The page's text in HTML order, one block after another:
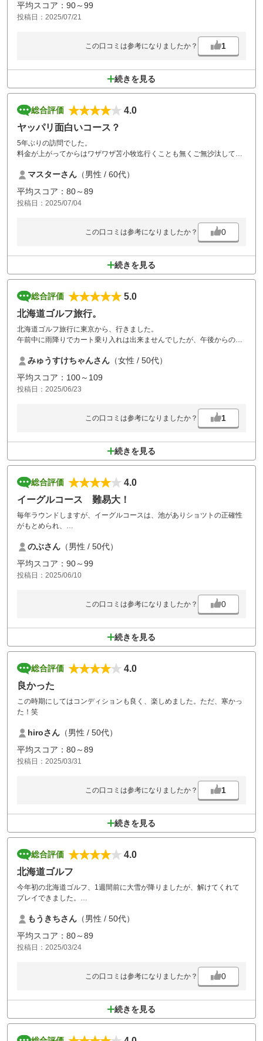
平均スコア：90～99
投稿日：2025/07/21
この口コミは参考になりましたか？ 1
続きを見る
総合評価
4.0
ヤッパリ面白いコース？
5年ぶりの訪問でした。
料金が上がってからはワザワザ苫小牧迄行くことも無くご無沙汰してい
相変わらず綺麗で面白いコースでした
13番ホール迄霧の中でのプレーで 飛び出し方向しか分からずボールを探
すのに手こずり セカンド地点へ行っても飛距離計が使えずにいました
が、カートのナビがとても良く助かりました。
また限定プランが有れば利用したいと思います。
マスターさん （男性 / 60代）
平均スコア：80～89
投稿日：2025/07/04
この口コミは参考になりましたか？ 0
続きを見る
総合評価
5.0
北海道ゴルフ旅行。
北海道ゴルフ旅行に東京から、行きました。
午前中に雨降りでカート乗り入れは出来ませんでしたが、午後からのス
で良いコースを楽しめました。
ラウンド前に食事も出来ました。
食事はとても美味しかったです。
又、北海道ゴルフ旅行が出来たら、伺いたいです。
みゅうすけちゃんさん （女性 / 50代）
平均スコア：100～109
投稿日：2025/06/23
この口コミは参考になりましたか？ 1
続きを見る
総合評価
4.0
イーグルコース 難易大！
毎年ラウンドしますが、イーグルコースは、池がありショツトの正確性
がもとめられ、
あと、食事がとても美味しく、次回は数年ぶりにライオンコースでプレ
ーするので、全く違った
コースなのでとても楽しみです。
のぶさん （男性 / 50代）
平均スコア：90～99
投稿日：2025/06/10
この口コミは参考になりましたか？ 0
続きを見る
総合評価
4.0
良かった
この時期にしてはコンディションも良く、楽しめました。ただ、寒かっ
た！笑
hiroさん （男性 / 50代）
平均スコア：80～89
投稿日：2025/03/31
この口コミは参考になりましたか？ 1
続きを見る
総合評価
4.0
北海道ゴルフ
今年初の北海道ゴルフ、1週間前に大雪が降りましたが、解けてくれて
プレイできました。
なく楽しめました。
16番と18番の池はやっぱり面白いですね。
もうきちさん （男性 / 50代）
平均スコア：80～89
投稿日：2025/03/24
この口コミは参考になりましたか？ 0
続きを見る